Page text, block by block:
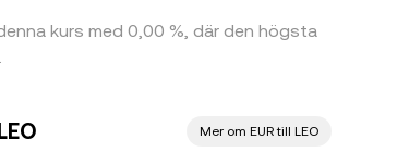
kurs med 0,00 %, där den högsta
Mer om EUR till LEO